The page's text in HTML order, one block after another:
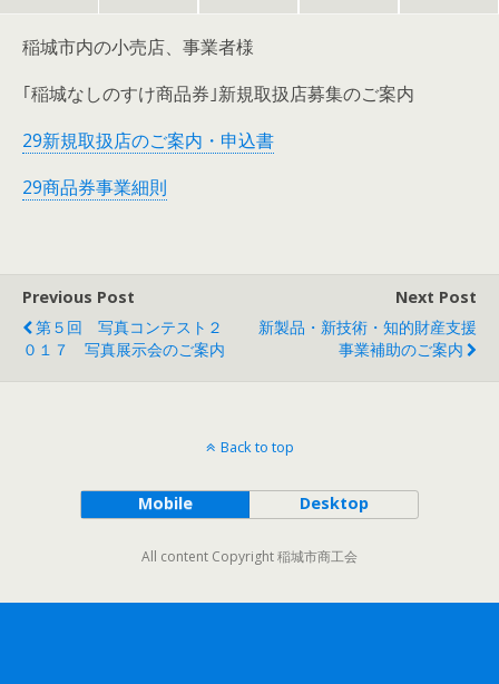
稲城市内の小売店、事業者様
｢稲城なしのすけ商品券｣新規取扱店募集のご案内
29新規取扱店のご案内・申込書
29商品券事業細則
Previous Post
第５回 写真コンテスト２
０１７ 写真展示会のご案内
Next Post
新製品・新技術・知的財産支援
事業補助のご案内
Back to top
Mobile Desktop
All content Copyright 稲城市商工会